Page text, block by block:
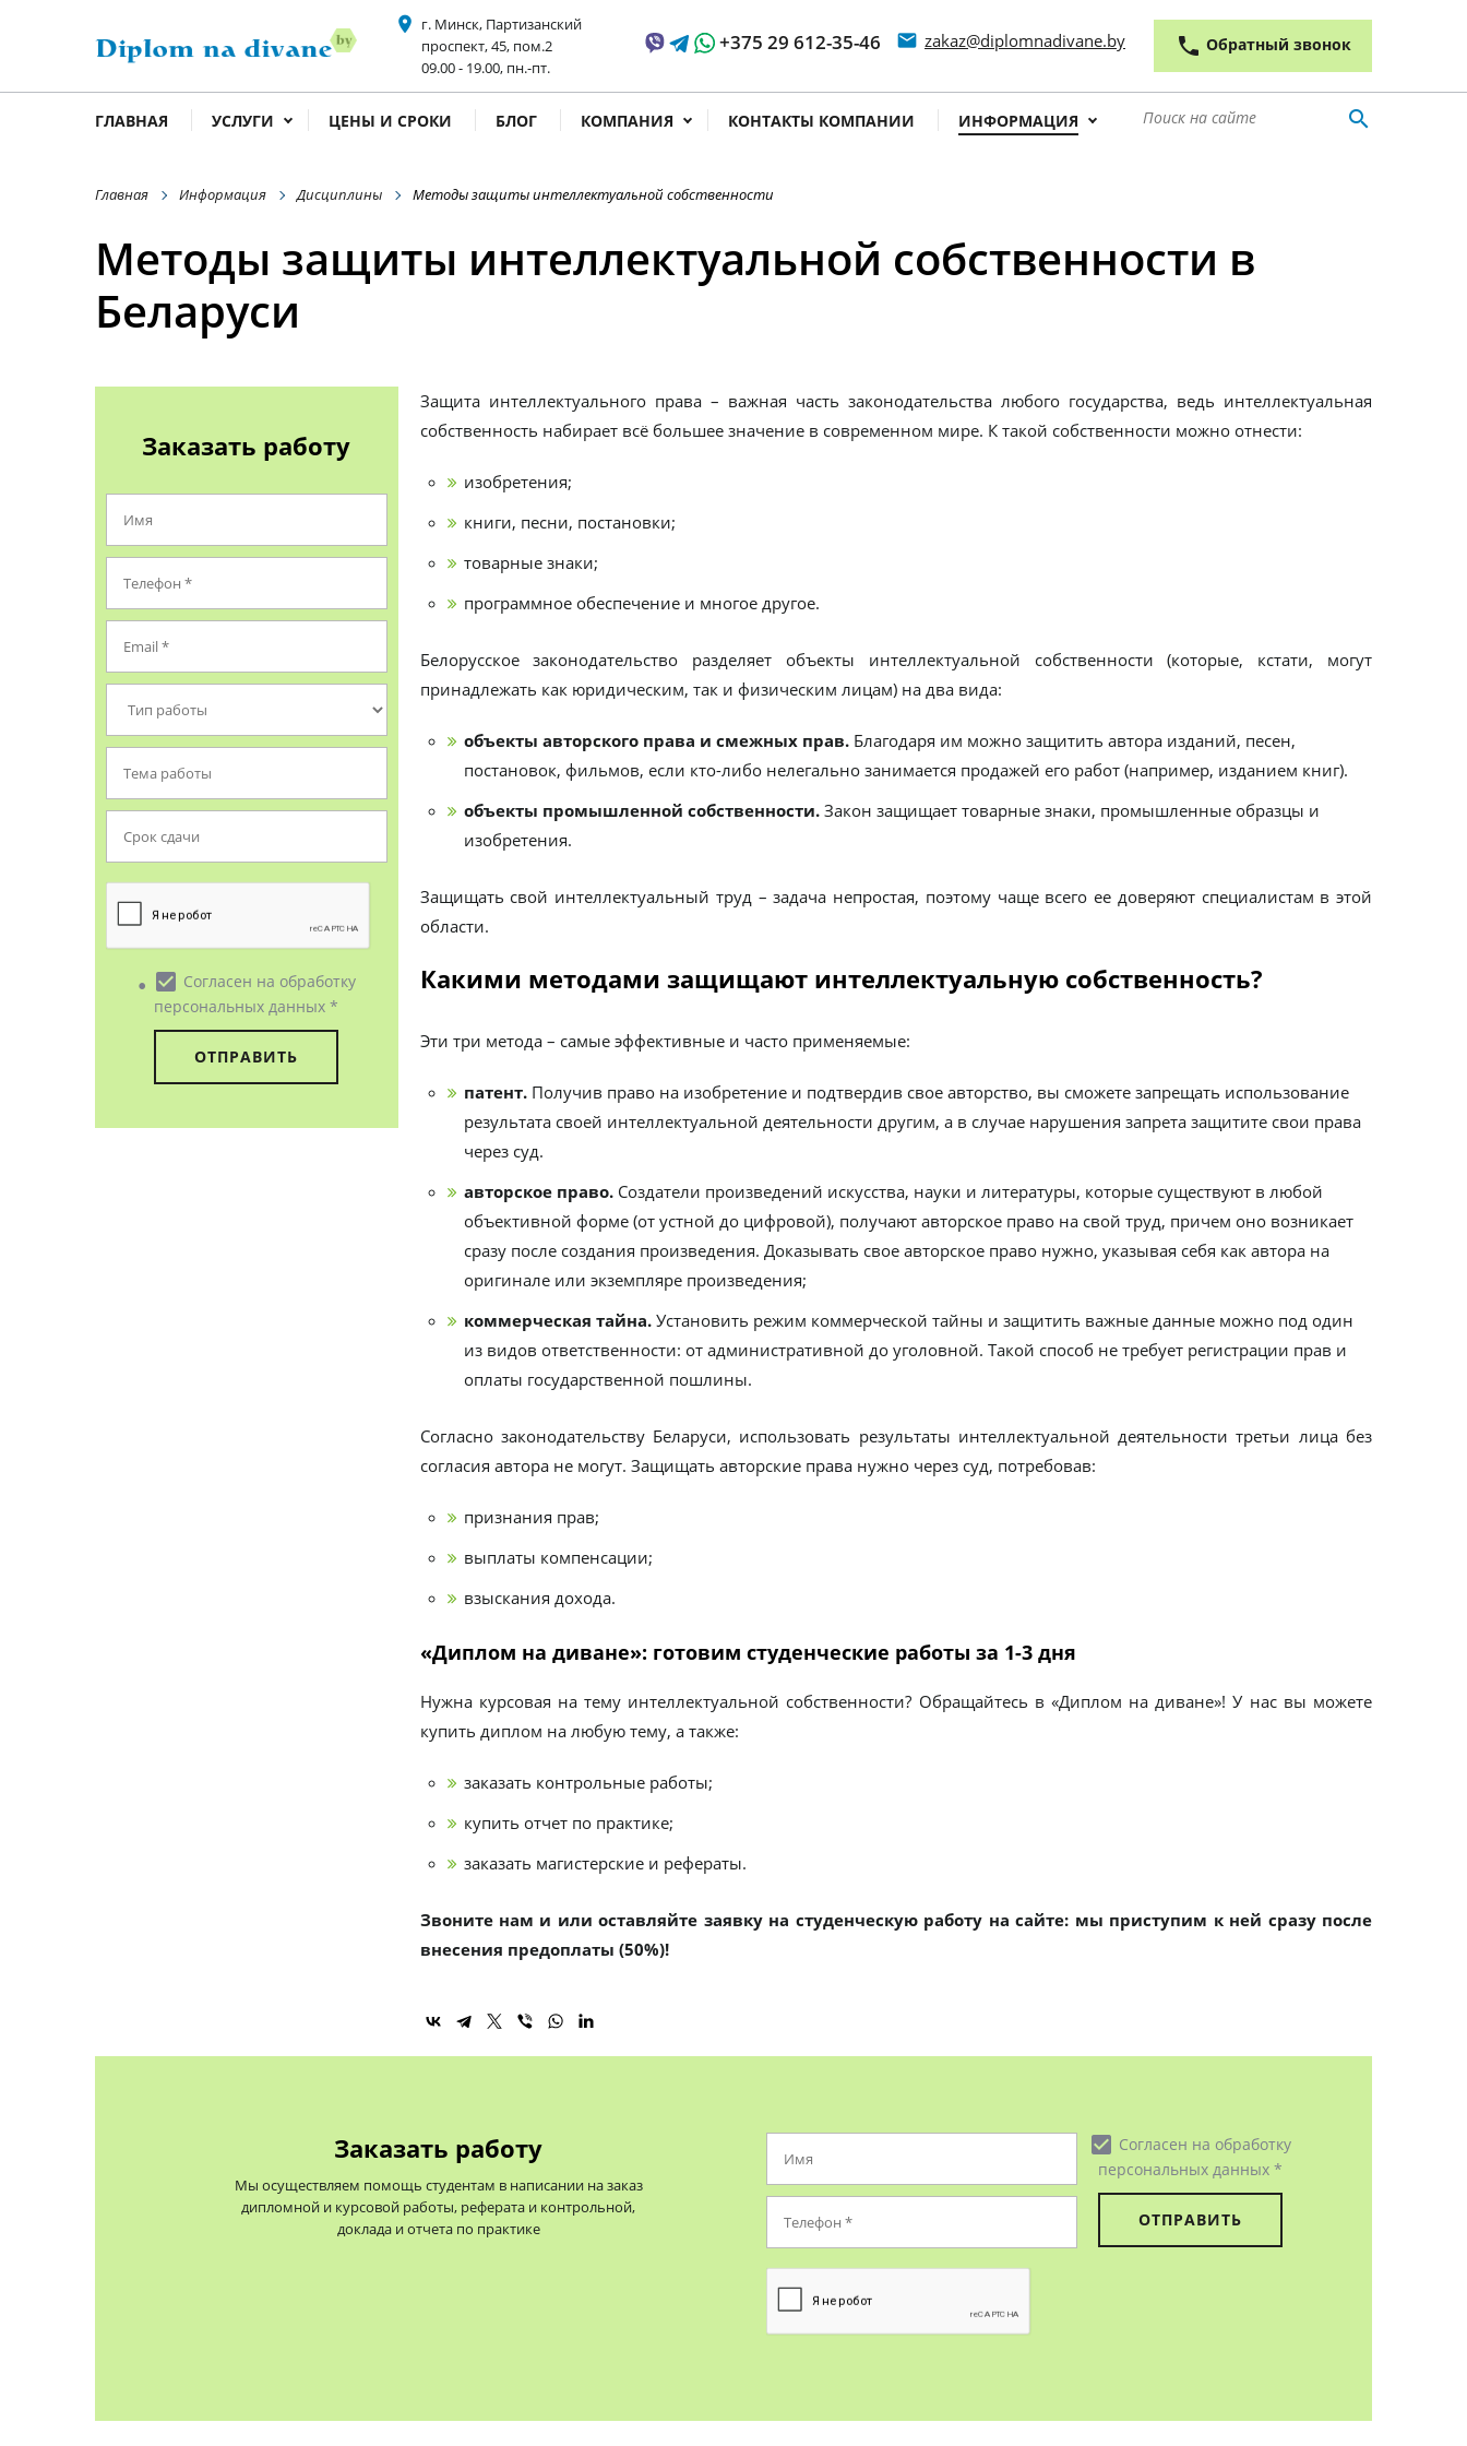
phone Обратный звонок
place г. Минск, Партизанский
проспект, 45, пом.2
access time
09.00 - 19.00, пн.-пт.
+375 29 612-35-46 email outline
zakaz@diplomnadivane.by
ГЛАВНАЯ УСЛУГИ ЦЕНЫ И СРОКИ БЛОГ КОМПАНИЯ КОНТАКТЫ КОМПАНИИ ИНФОРМАЦИЯ search
Главная Информация Дисциплины Методы защиты интеллектуальной собственности
Методы защиты интеллектуальной собственности в
Беларуси
Заказать работу
• check_box Согласен на обработку
персональных данных *
Защита интеллектуального права – важная часть законодательства любого государства, ведь интеллектуальная
собственность набирает всё большее значение в современном мире. К такой собственности можно отнести:
изобретения;
книги, песни, постановки;
товарные знаки;
программное обеспечение и многое другое.
Белорусское законодательство разделяет объекты интеллектуальной собственности (которые, кстати, могут
принадлежать как юридическим, так и физическим лицам) на два вида:
объекты авторского права и смежных прав.Благодаря им можно защитить автора изданий, песен,
постановок, фильмов, если кто-либо нелегально занимается продажей его работ (например, изданием книг).
объекты промышленной собственности.Закон защищает товарные знаки, промышленные образцы и
изобретения.
Защищать свой интеллектуальный труд – задача непростая, поэтому чаще всего ее доверяют специалистам в этой
области.
Какими методами защищают интеллектуальную собственность?
Эти три метода – самые эффективные и часто применяемые:
патент.Получив право на изобретение и подтвердив свое авторство, вы сможете запрещать использование
результата своей интеллектуальной деятельности другим, а в случае нарушения запрета защитите свои права
через суд.
авторское право.Создатели произведений искусства, науки и литературы, которые существуют в любой
объективной форме (от устной до цифровой), получают авторское право на свой труд, причем оно возникает
сразу после создания произведения. Доказывать свое авторское право нужно, указывая себя как автора на
оригинале или экземпляре произведения;
коммерческая тайна.Установить режим коммерческой тайны и защитить важные данные можно под один
из видов ответственности: от административной до уголовной. Такой способ не требует регистрации прав и
оплаты государственной пошлины.
Согласно законодательству Беларуси, использовать результаты интеллектуальной деятельности третьи лица без
согласия автора не могут. Защищать авторские права нужно через суд, потребовав:
признания прав;
выплаты компенсации;
взыскания дохода.
«Диплом на диване»: готовим студенческие работы за 1-3 дня
Нужна курсовая на тему интеллектуальной собственности? Обращайтесь в «Диплом на диване»! У нас вы можете
купить диплом на любую тему, а также:
заказать контрольные работы;
купить отчет по практике;
заказать магистерские и рефераты.
Звоните нам и или оставляйте заявку на студенческую работу на сайте: мы приступим к ней сразу после
внесения предоплаты (50%)!
Заказать работу
Мы осуществляем помощь студентам в написании на заказ
дипломной и курсовой работы, реферата и контрольной,
доклада и отчета по практике
check_box Согласен на обработку
персональных данных *